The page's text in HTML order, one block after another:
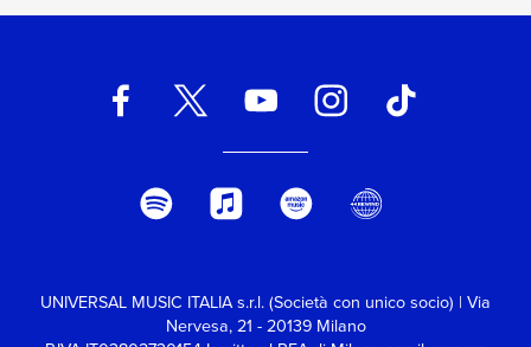
UNIVERSAL MUSIC ITALIA s.r.l. (Società con unico socio) | Via
Nervesa, 21 - 20139 Milano